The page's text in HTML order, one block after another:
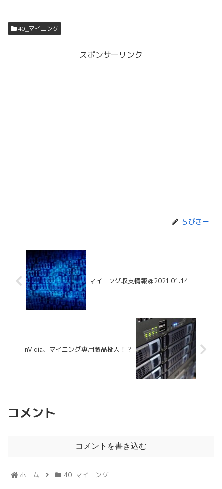
40_マイニング
スポンサーリンク
ちびきー
マイニング収支情報＠2021.01.14
nVidia、マイニング専用製品投入！？
コメント
コメントを書き込む
ホーム 40_マイニング